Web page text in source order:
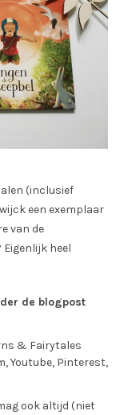
(inclusief
een exemplaar
van de
Eigenlijk heel
de blogpost
& Fairytales
Youtube, Pinterest,
ook altijd (niet